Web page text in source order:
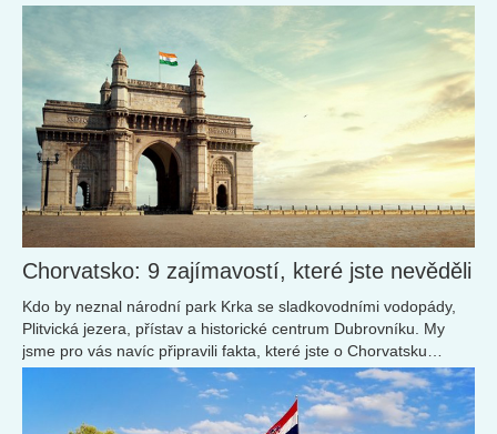
přitahovala poutníky, dobyvatele...
Chorvatsko: 9 zajímavostí, které jste nevěděli
Kdo by neznal národní park Krka se sladkovodními vodopády,
Plitvická jezera, přístav a historické centrum Dubrovníku. My
jsme pro vás navíc připravili fakta, které jste o Chorvatsku
možná ještě neslyšeli. A našli jsme jich hned několik.